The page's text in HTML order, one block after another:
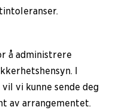
å administrere
I
vi kunne sende deg
av arrangementet.